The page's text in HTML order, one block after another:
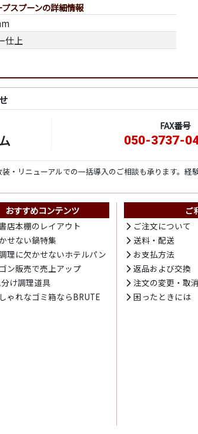
スプーンの詳細情報
仕上
FAX番号
050-3737-
・リニューアルでの一括導入のご相談も承ります。経
おすすめコンテンツ
店本棚のレイアウト
せない鍋特集
理に欠かせないホテルパン
ン販売で売上アップ
け調理道具
ゃれなゴミ箱ならBRUTE
ご
ご注文について
送料・配送
お支払方法
返品および交換
注文の変更・取消
困ったときには